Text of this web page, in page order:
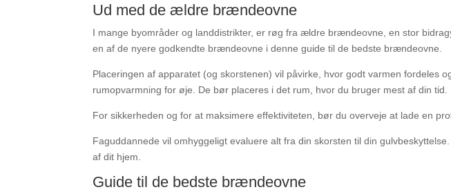
Ud med de ældre brændeovne
I mange byområder og landdistrikter, er røg fra ældre brændeovne, en stor
en af ​​de nyere godkendte brændeovne i denne guide til de bedste brændeovne.
Placeringen af ​​apparatet (og skorstenen) vil påvirke, hvor godt varmen fordeles
rumopvarmning for øje. De bør placeres i det rum, hvor du bruger mest af din tid.
For sikkerheden og for at maksimere effektiviteten, bør du overveje at lade en
Faguddannede vil omhyggeligt evaluere alt fra din skorsten til din
af dit hjem.
Guide til de bedste brændeovne